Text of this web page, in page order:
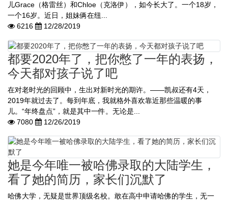
儿Grace（格雷丝）和Chloe（克洛伊），如今长大了。一个18岁，
一个16岁。近日，姐妹俩在纽...
6216
12/28/2019
都要2020年了，把你憋了一年的表扬，
今天都对孩子说了吧
在对老时光的回顾中，生出对新时光的期许。——凯叔还有4天，
2019年就过去了。每到年底，我就格外喜欢靠近那些温暖的事
儿。“年终盘点”，就是其中一件。无论是...
7080
12/26/2019
她是今年唯一被哈佛录取的大陆学生，
看了她的简历，家长们沉默了
哈佛大学，无疑是世界顶级名校。敢在高中申请哈佛的学生，无一